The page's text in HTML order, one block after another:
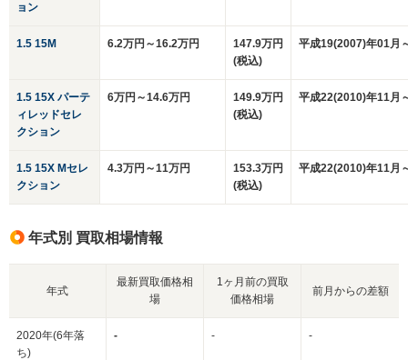
ョン
1.5 15M 6.2万円～16.2万円
147.9万円
(税込)
平成19(2007)年01月
1.5 15X パーテ
ィレッドセレ
クション
6万円～14.6万円
149.9万円
(税込)
平成22(2010)年11月
1.5 15X Mセレ
クション
4.3万円～11万円
153.3万円
(税込)
平成22(2010)年11月
年式別 買取相場情報
年式
最新買取価格相
場
1ヶ月前の買取
価格相場
前月からの差額
2020年(6年落
ち)
- - -